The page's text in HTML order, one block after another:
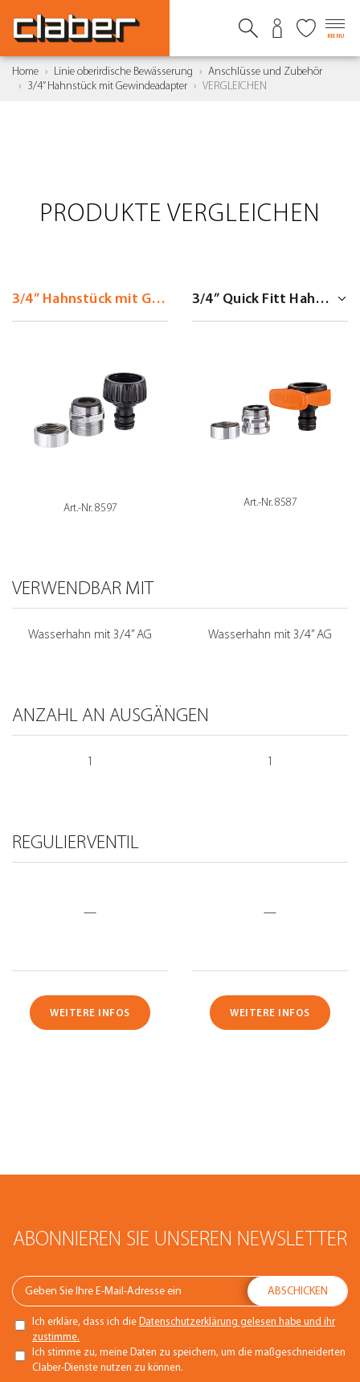
MENU
Home Linie oberirdische Bewässerung
Anschlüsse und Zubehör
3/4” Hahnstück mit Gewindeadapter
VERGLEICHEN
PRODUKTE VERGLEICHEN
Art.-Nr. 8597 Art.-Nr. 8587
VERWENDBAR MIT
Wasserhahn mit 3/4” AG Wasserhahn mit 3/4” AG
ANZAHL AN AUSGÄNGEN
1 1
REGULIERVENTIL
— —
WEITERE INFOS WEITERE INFOS
ABONNIEREN SIE UNSEREN NEWSLETTER
Ich erkläre, dass ich die Datenschutzerklärung gelesen habe und ihr
zustimme.
Ich stimme zu, meine Daten zu speichern, um die maßgeschneiderten
Claber-Dienste nutzen zu können.